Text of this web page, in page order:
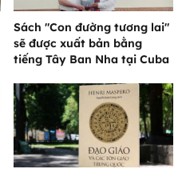
Sách "Con đường tương lai"
sẽ được xuất bản bằng
tiếng Tây Ban Nha tại Cuba